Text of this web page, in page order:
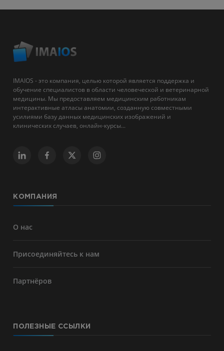
IMAIOS - это компания, целью которой является поддержка и
обучение специалистов в области человеческой и ветеринарной
медицины. Мы предоставляем медицинским работникам
интерактивные атласы анатомии, созданную совместными
усилиями базу данных медицинских изображений и
клинических случаев, онлайн-курсы...
КОМПАНИЯ
О нас
Присоединяйтесь к нам
Партнёров
ПОЛЕЗНЫЕ ССЫЛКИ